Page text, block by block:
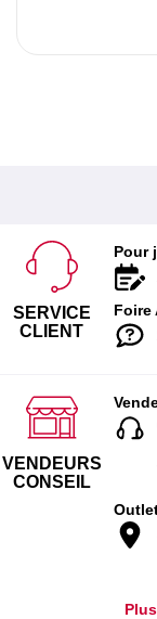
SERVICE
CLIENT
Pour
Foire
VENDEURS
CONSEIL